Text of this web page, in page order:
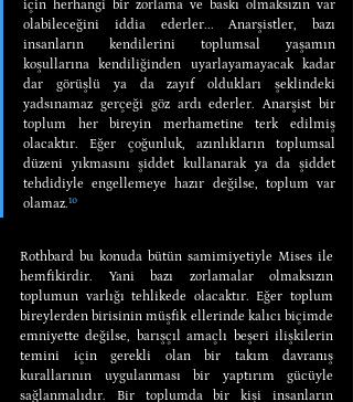
için herhangi bir zorlama ve baskı olmaksızın var
olabileceğini iddia ederler... Anarşistler, bazı
insanların kendilerini toplumsal yaşamın
koşullarına kendiliğinden uyarlayamayacak kadar
dar görüşlü ya da zayıf oldukları şeklindeki
yadsınamaz gerçeği göz ardı ederler. Anarşist bir
toplum her bireyin merhametine terk edilmiş
olacaktır. Eğer çoğunluk, azınlıkların toplumsal
düzeni yıkmasını şiddet kullanarak ya da şiddet
tehdidiyle engellemeye hazır değilse, toplum var
olamaz.¹⁰
Rothbard bu konuda bütün samimiyetiyle Mises ile
hemfikirdir. Yani bazı zorlamalar olmaksızın
toplumun varlığı tehlikede olacaktır. Eğer toplum
bireylerden birisinin müşfik ellerinde kalıcı biçimde
emniyette değilse, barışçıl amaçlı beşeri ilişkilerin
temini için gerekli olan bir takım davranış
kurallarının uygulanması bir yaptırım gücüyle
sağlanmalıdır. Bir toplumda bir kişi insanların